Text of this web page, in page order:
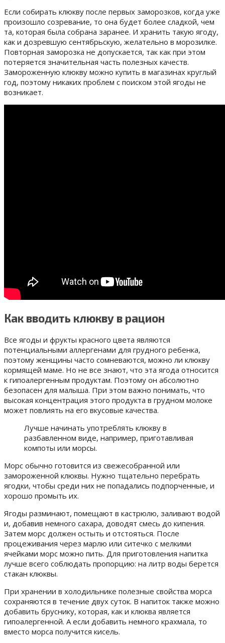
Если собирать клюкву после первых заморозков, когда уже
произошло созревание, то она будет более сладкой, чем
та, которая была собрана заранее. И хранить такую ягоду,
как и дозревшую сентябрьскую, желательно в морозилке.
Повторная заморозка не допускается, так как при этом
потеряется значительная часть полезных качеств.
Замороженную клюкву можно купить в магазинах круглый
год, поэтому никаких проблем с поиском этой ягоды не
возникает.
Как вводить клюкву в рацион
Все ягоды и фрукты красного цвета являются
потенциальными аллергенами для грудного ребенка,
поэтому женщины часто сомневаются, можно ли клюкву
кормящей маме. Но не все знают, что эта ягода относится
к гипоалергенным продуктам. Поэтому он абсолютно
безопасен для малыша. При этом важно понимать, что
высокая концентрация этого продукта в грудном молоке
может повлиять на его вкусовые качества.
Лучше начинать употреблять клюкву в
разбавленном виде, например, приготавливая
компоты или морсы.
Морс обычно готовится из свежесобранной или
замороженной клюквы. Нужно тщательно перебрать
ягодки, чтобы среди них не попадались подпорченные, и
хорошо промыть их.
Ягоды разминают, помещают в кастрюлю, заливают водой
и, добавив немного сахара, доводят смесь до кипения.
Затем морс должен остыть и отстояться. После
процеживания через марлю или ситечко с мелкими
ячейками морс можно пить. Для приготовления напитка
лучше всего соблюдать пропорцию: на литр воды берется
стакан клюквы.
При хранении в холодильнике полезные свойства морса
сохраняются в течение двух суток. В напиток также можно
добавить бруснику, которая, как и клюква является
гипоалергенной. А если добавить немного крахмала, то
вместо морса получится кисель.